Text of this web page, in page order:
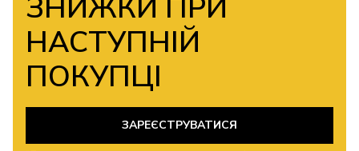
ЗНИЖКИ ПРИ
НАСТУПНІЙ
ПОКУПЦІ
ЗАРЕЄСТРУВАТИСЯ